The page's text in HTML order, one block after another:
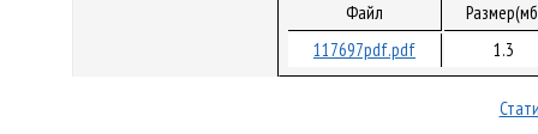
Файл
117697pdf.pdf
1.3